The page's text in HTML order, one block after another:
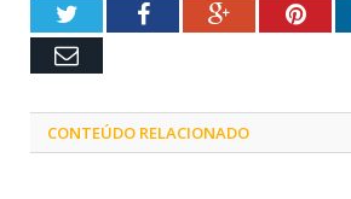
TwitterFacebookGoogle+
Email
CONTEÚDO RELACIONADO